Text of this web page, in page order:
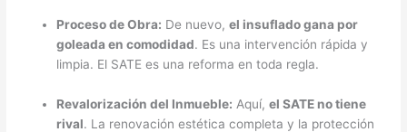
Proceso de Obra: De nuevo,el insuflado gana por
goleada en comodidad. Es una intervención rápida y
limpia. El SATE es una reforma en toda regla.
Revalorización del Inmueble: Aquí,el SATE no tiene
rival. La renovación estética completa y la protección